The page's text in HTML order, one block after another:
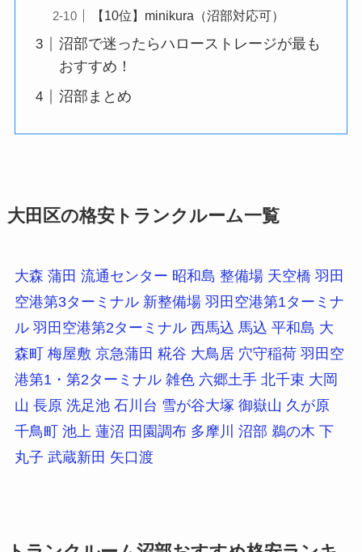
【10位】minikura（沼部対応可）
沼部で迷ったらハローストレージが最も
おすすめ！
沼部まとめ
大田区の格安トランクルーム一覧
大森 蒲田 流通センター 昭和島 整備場 天空橋 羽田
空港第3ターミナル 新整備場 羽田空港第1ターミナ
ル 羽田空港第2ターミナル 西馬込 馬込 平和島 大
森町 梅屋敷 京急蒲田 糀谷 大鳥居 穴守稲荷 羽田空
港第1・第2ターミナル 雑色 六郷土手 北千束 大岡
山 長原 洗足池 石川台 雪が谷大塚 御嶽山 久が原
千鳥町 池上 蓮沼 田園調布 多摩川 沼部 鵜の木 下
丸子 武蔵新田 矢口渡